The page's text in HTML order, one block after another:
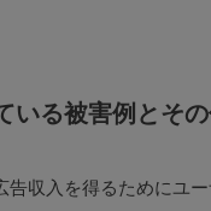
いる被害例とそ
告収入を得るためにユ